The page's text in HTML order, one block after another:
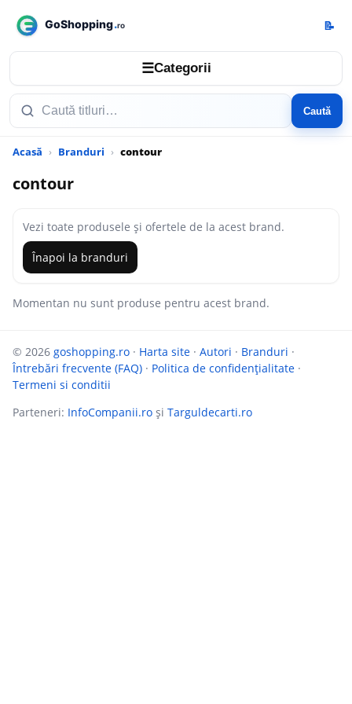
☰Categorii
Caută
📝
Acasă Branduri contour
contour
Vezi toate produsele și ofertele de la acest brand.
Înapoi la branduri
Momentan nu sunt produse pentru acest brand.
© 2026 goshopping.ro · Harta site · Autori · Branduri ·
Întrebări frecvente (FAQ) · Politica de confidențialitate ·
Termeni si conditii
Parteneri: InfoCompanii.ro și Targuldecarti.ro